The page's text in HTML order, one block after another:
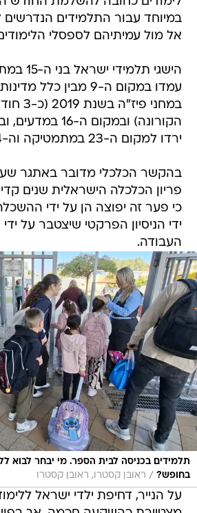
במיוחד עבור התלמידים
אל מול עמיתיהם לספסלי
הישגי
עמדו במקום ה-9 מבין
במחני
ירדו למקום ה-23 במתמטיקה וה-24 במדעים.
בהקשר הכלכלי מדובר באתגר
פריון הכלכלה הישראלית שנים
כי פער זה יפוצה הן על ידי
ידי הניסיון הפרקטי שיצטבר על
העבודה.
תלמידים בכניסה לבית הספר. מי יבחר לבוא
בחופש? / ראובן קסטרו, ראובן קסטרו